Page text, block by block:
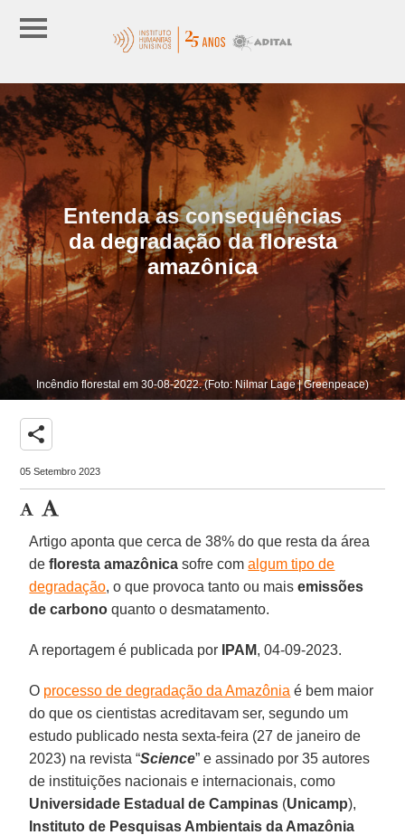
Entenda as consequências
da degradação da floresta
amazônica
Incêndio florestal em 30-08-2022. (Foto: Nilmar Lage | Greenpeace)
share
05 Setembro 2023
Artigo aponta que cerca de 38% do que resta da área
de floresta amazônica sofre comalgum tipo de
degradação, o que provoca tanto ou mais emissões
de carbono quanto o desmatamento.
A reportagem é publicada por IPAM, 04-09-2023.
O processo de degradação da Amazônia é bem maior
do que os cientistas acreditavam ser, segundo um
estudo publicado nesta sexta-feira (27 de janeiro de
2023) na revista “Science” e assinado por 35 autores
de instituições nacionais e internacionais, como
Universidade Estadual de Campinas (Unicamp),
Instituto de Pesquisas Ambientais da Amazônia